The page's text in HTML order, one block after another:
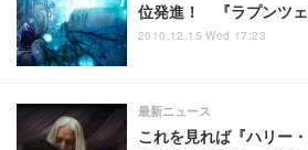
位発進！ 『ラプンツェ
2010.12.15 Wed 17:23
これを見れば『ハリー
最新ニュース